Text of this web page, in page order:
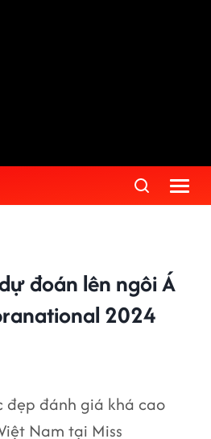
đoán lên ngôi Á
2024
đẹp đánh giá khá cao
Nam tại Miss